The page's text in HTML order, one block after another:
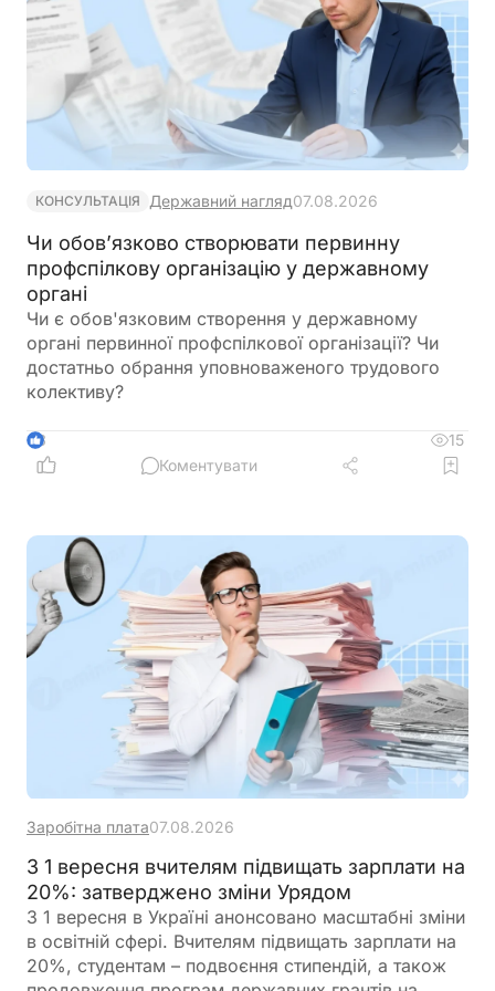
КОНСУЛЬТАЦІЯ Державний нагляд07.08.2026
Чи обов’язково створювати первинну
профспілкову організацію у державному
органі
Чи є обов'язковим створення у державному
органі первинної профспілкової організації? Чи
достатньо обрання уповноваженого трудового
колективу?
3
15
Коментувати
Заробітна плата07.08.2026
З 1 вересня вчителям підвищать зарплати на
20%: затверджено зміни Урядом
З 1 вересня в Україні анонсовано масштабні зміни
в освітній сфері. Вчителям підвищать зарплати на
20%, студентам – подвоєння стипендій, а також